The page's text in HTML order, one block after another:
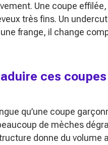
Une coupe
très fins. Un
frange, il change
ces
qu’une coupe
de mèches
donne du volume